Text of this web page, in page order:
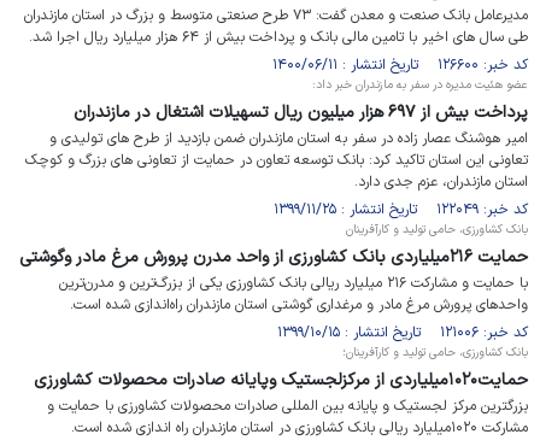
مدیرعامل بانک صنعت و معدن گفت: ۷۳ طرح صنعتی متوسط و بزرگ در استان مازندران
طی سال های اخیر با تامین مالی بانک و پرداخت بیش از ۶۴ هزار میلیارد ریال اجرا شد.
کد خبر: ۱۲۶۶۰۰ تاریخ انتشار : ۱۴۰۰/۰۶/۱۱
عضو هئیت مدیره در سفر به مازندران خبر داد:
پرداخت بیش از ۶۹۷ هزار میلیون ریال تسهیلات اشتغال در مازندران
امیر هوشنگ عصار زاده در سفر به استان مازندران ضمن بازدید از طرح های تولیدی و
تعاونی این استان تاکید کرد: بانک توسعه تعاون در حمایت از تعاونی های بزرگ و کوچک
استان مازندران، عزم جدی دارد.
کد خبر: ۱۲۲۰۴۹ تاریخ انتشار : ۱۳۹۹/۱۱/۲۵
بانک کشاورزی، حامی تولید و کارآفرینان
حمایت ۲۱۶میلیاردی بانک کشاورزی از واحد مدرن پرورش مرغ مادر وگوشتی
با حمایت و مشارکت ۲۱۶ میلیارد ریالی بانک کشاورزی یکی از بزرگ‌ترین و مدرن‌ترین
واحدهای پرورش مرغ مادر و مرغداری گوشتی استان مازندران راه‌اندازی شده است.
کد خبر: ۱۲۱۰۰۶ تاریخ انتشار : ۱۳۹۹/۱۰/۱۵
بانک کشاورزی، حامی تولید و کارآفرینان؛
حمایت۱۰۲۰میلیاردی از مرکزلجستیک وپایانه صادرات محصولات کشاورزی
بزرگترین مرکز لجستیک و پایانه بین المللی صادرات محصولات کشاورزی با حمایت و
مشارکت ۱۰۲۰میلیارد ریالی بانک کشاورزی در استان مازندران راه اندازی شده است.